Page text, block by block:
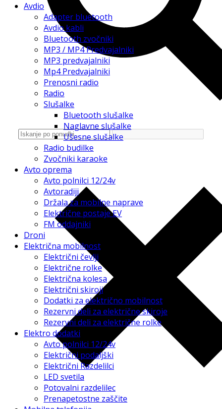
Avdio
Adapter bluetooth
Avdio kabli
Bluetooth zvočniki
MP3 / MP4 Predvajalniki
MP3 predvajalniki
Mp4 Predvajalniki
Prenosni radio
Radio
Slušalke
Bluetooth slušalke
Naglavne slušalke
Ušesne slušalke
Radio budilke
Zvočniki karaoke
Avto oprema
Avto polnilci 12/24v
Avtoradiji
Držala za mobilne naprave
Električne postaje EV
FM oddajniki
Droni
Električna mobilnost
Električni čevlji
Električne rolke
Električna kolesa
Električni skiroji
Dodatki za električno mobilnost
Rezervni deli za električne skiroje
Rezervni deli za električne rolke
Elektro dodatki
Avto polnilci 12/24v
Električni podaljški
Električni Razdelilci
LED svetila
Potovalni razdelilec
Prenapetostne zaščite